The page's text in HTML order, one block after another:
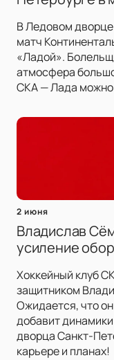
В Ледовом
матч
«Ладой».
атмосфера
СКА — Лада можно
2 июня
Владислав
усиление
Хоккейный клуб
защитником
Ожидается, что
добавит
дворца Санкт-
карьере и планах!